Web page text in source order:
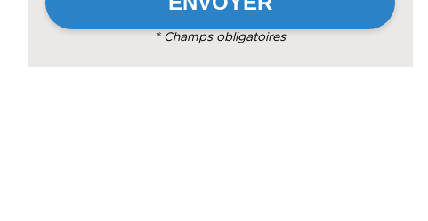
* Champs obligatoires